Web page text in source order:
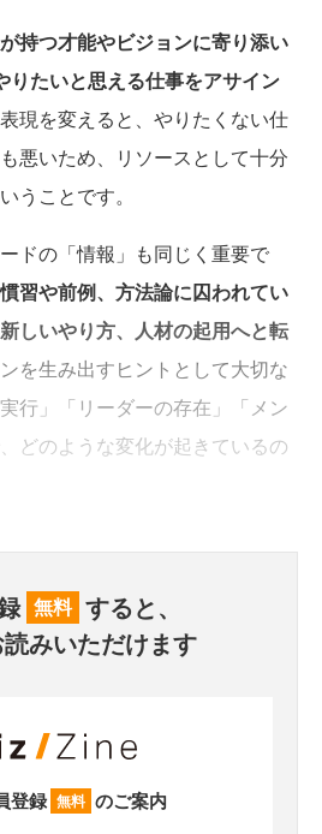
持つ才能やビジョンに寄り添い
りたいと思える仕事をアサイン
現を変えると、やりたくない仕
悪いため、リソースとして十分
うことです。
ドの「情報」も同じく重要で
習や前例、方法論に囚われてい
しいやり方、人材の起用へと転
を生み出すヒントとして大切な
行」「リーダーの存在」「メン
どのような変化が起きているの
無料 すると、
みいただけます
登録 無料 のご案内